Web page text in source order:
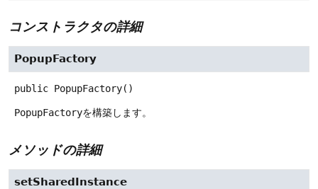
コンストラクタの詳細
PopupFactory
public PopupFactory()
PopupFactoryを構築します。
メソッドの詳細
setSharedInstance